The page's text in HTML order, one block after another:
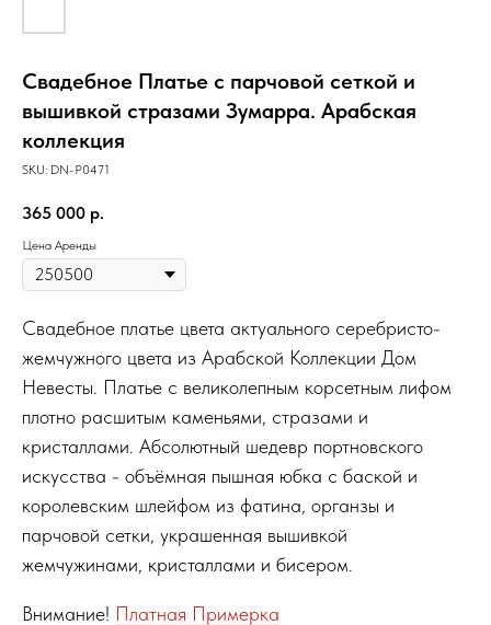
Свадебное Платье с парчовой сеткой и
вышивкой стразами Зумарра. Арабская
коллекция
SKU: DN-P0471
365 000 р.
Цена Аренды
Свадебное платье цвета актуального серебристо-
жемчужного цвета из Арабской Коллекции Дом
Невесты. Платье с великолепным корсетным лифом
плотно расшитым каменьями, стразами и
кристаллами. Абсолютный шедевр портновского
искусства - объёмная пышная юбка с баской и
королевским шлейфом из фатина, органзы и
парчовой сетки, украшенная вышивкой
жемчужинами, кристаллами и бисером.
Внимание! Платная Примерка